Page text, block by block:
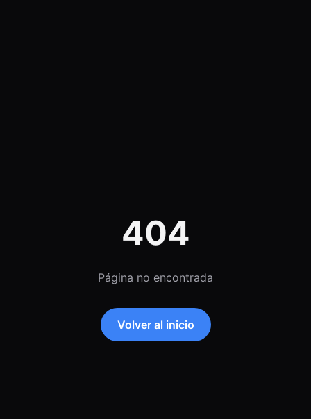
404
Página no encontrada
Volver al inicio